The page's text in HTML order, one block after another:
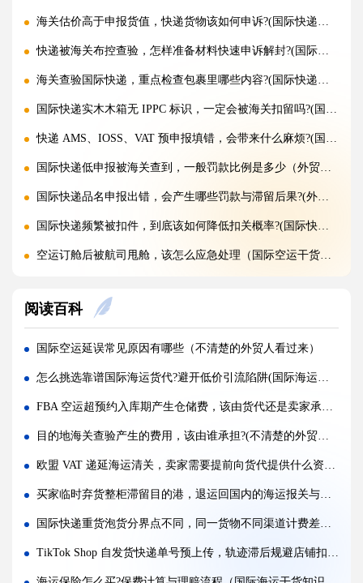
海关估价高于申报货值，快递货物该如何申诉?(国际快递干货知识分享)
快递被海关布控查验，怎样准备材料快速申诉解封?(国际快递干货知识分享)
海关查验国际快递，重点检查包裹里哪些内容?(国际快递干货知识分享)
国际快递实木木箱无 IPPC 标识，一定会被海关扣留吗?(国际快递干货知识分享)
快递 AMS、IOSS、VAT 预申报填错，会带来什么麻烦?(国际快递干货知识分享)
国际快递低申报被海关查到，一般罚款比例是多少（外贸人请注意）
国际快递品名申报出错，会产生哪些罚款与滞留后果?(外贸人请注意)
国际快递频繁被扣件，到底该如何降低扣关概率?(国际快递干货知识分享)
空运订舱后被航司甩舱，该怎么应急处理（国际空运干货知识分享）
加急国际空运真的能提速，靠谱吗?(国际空运干货知识分享)
FBA 空运出现丢件破损，理赔流程怎么走（国际空运干货知识分享）
FBA 空运头程该怎么挑选靠谱物流货代（国际空运干货知识分享）
FBA 空运货物超重超尺寸会产生哪些附加费?(不清楚的亚马逊卖家看过来)
亚马逊 FBA 空运，空派和纯空运该怎么选择?(不清楚的亚马逊卖家看过来)
空运货物被海关布控，如何快速提交材料申诉（国际空运干货知识分享）
实木包装走国际空运必须做熏蒸热处理吗（国际空运干货知识分享）
国际空运低申报被海关查到，罚款比例是多少?(国际空运干货知识分享)
国际空运的运单有什么作用，包含哪些关键信息（国际空运干货知识分享）
阅读百科
国际空运延误常见原因有哪些（不清楚的外贸人看过来）
怎么挑选靠谱国际海运货代?避开低价引流陷阱(国际海运干货知识分享)
FBA 空运超预约入库期产生仓储费，该由货代还是卖家承担（不清楚的跨境电商卖家请注意）
目的地海关查验产生的费用，该由谁承担?(不清楚的外贸人看过来)
欧盟 VAT 递延海运清关，卖家需要提前向货代提供什么资质（跨境物流干货知识分享）
买家临时弃货整柜滞留目的港，退运回国内的海运报关与关税减免条件（国际海运干货知识分享）
国际快递重货泡货分界点不同，同一货物不同渠道计费差多少（跨境电商卖家请注意）
TikTok Shop 自发货快递单号预上传，轨迹滞后规避店铺扣分实操（跨境电商卖家请注意）